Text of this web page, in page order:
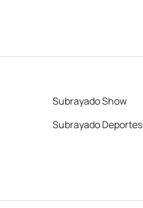
Subrayado Show
Subrayado Deportes